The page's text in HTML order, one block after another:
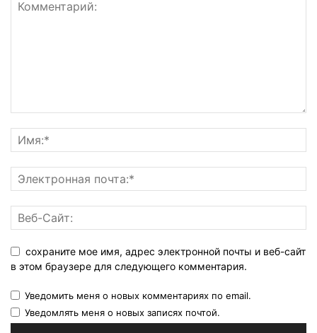
сохраните мое имя, адрес электронной почты и веб-сайт
в этом браузере для следующего комментария.
Уведомить меня о новых комментариях по email.
Уведомлять меня о новых записях почтой.